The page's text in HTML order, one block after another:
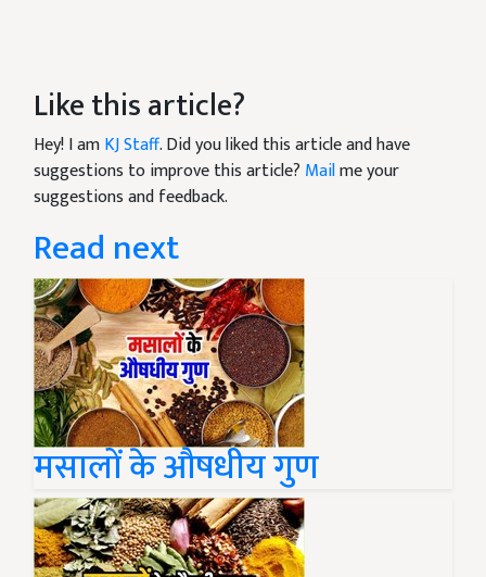
Like this article?
Hey! I amKJ Staff. Did you liked this article and have
suggestions to improve this article? Mailme your
suggestions and feedback.
Read next
मसालों के औषधीय गुण